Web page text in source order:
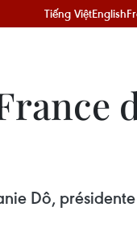
Tiếng ViệtEnglish
Dô,